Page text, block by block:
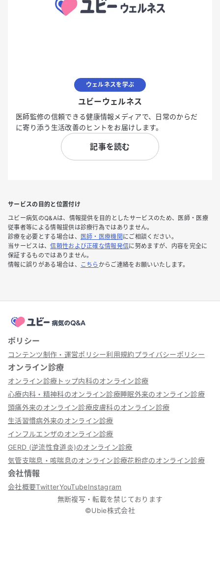
ウェルネスを学ぶ
ユビーウェルネス
医師監修の信頼できる健康情報メディアで、日常のからだ
に寄り添う生活改善のヒントをお届けします。
記事を読む
サービスの目的と位置付け
ユビー病気のQ&Aは、情報提供を目的としたサービスのため、医師・医療
従事者等による情報提供は診療行為ではありません。
診療を必要とする場合は、
医師・医療機関 にご相談ください。
当サービスは、信頼性および正確な情報発信に努めますが、内容を完全に
保証するものではありません。
情報に誤りがある場合は、
こちら からご連絡をお願いいたします。
ポリシー
コンテンツ制作・運営ポリシー利用規約プライバシーポリシー
オンライン診療
オンライン診療トップ内科のオンライン診療
心療内科・精神科のオンライン診療睡眠外来のオンライン診療
頭痛外来のオンライン診療皮膚科のオンライン診療
生活習慣病外来のオンライン診療
インフルエンザのオンライン診療
GERD (逆流性食道炎)のオンライン診療
気管支喘息・咳喘息のオンライン診療花粉症のオンライン診療
会社情報
会社概要TwitterYouTubeInstagram
無断複写・転載を禁じております
©Ubie株式会社